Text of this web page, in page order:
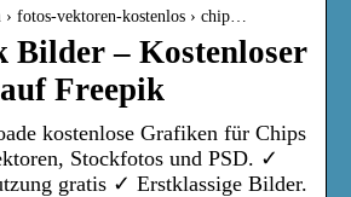
fotos-vektoren-kostenlos › chip…
Bilder – Kostenloser
Freepik
kostenlose Grafiken für Chips
Stockfotos und PSD. ✓
gratis ✓ Erstklassige Bilder.